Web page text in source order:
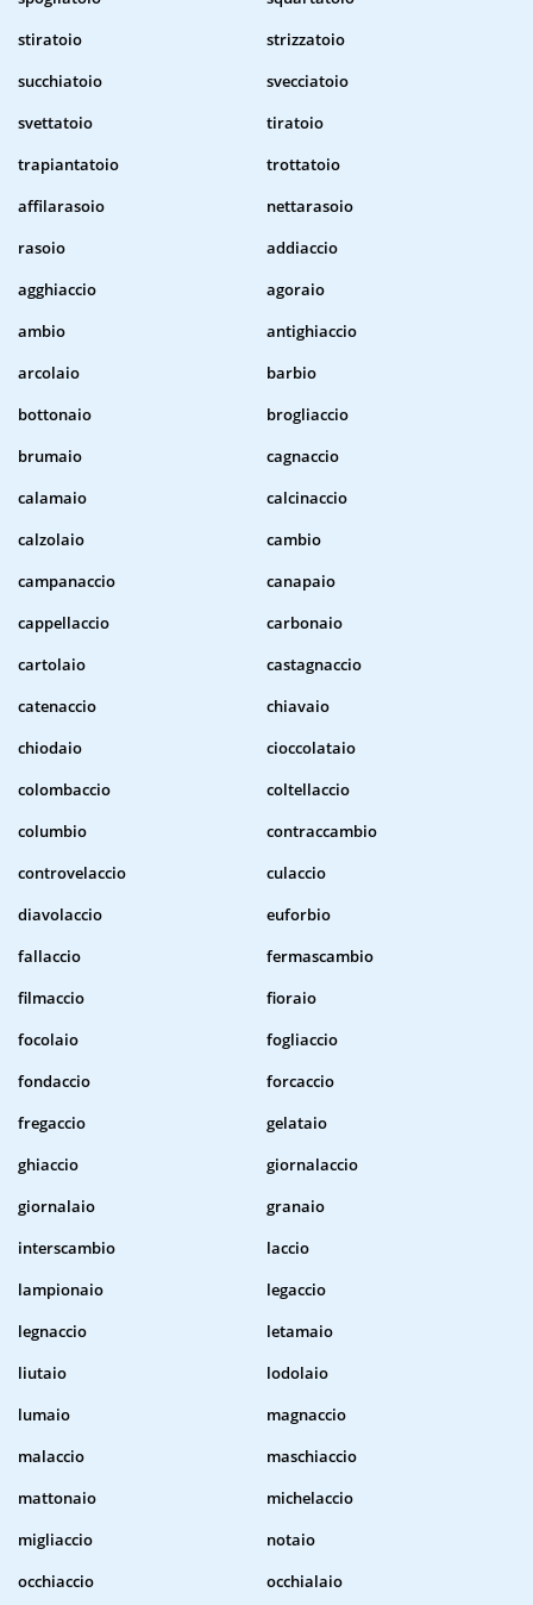
stiratoio
strizzatoio
succhiatoio
svecciatoio
svettatoio
tiratoio
trapiantatoio
trottatoio
affilarasoio
nettarasoio
rasoio
addiaccio
agghiaccio
agoraio
ambio
antighiaccio
arcolaio
barbio
bottonaio
brogliaccio
brumaio
cagnaccio
calamaio
calcinaccio
calzolaio
cambio
campanaccio
canapaio
cappellaccio
carbonaio
cartolaio
castagnaccio
catenaccio
chiavaio
chiodaio
cioccolataio
colombaccio
coltellaccio
columbio
contraccambio
controvelaccio
culaccio
diavolaccio
euforbio
fallaccio
fermascambio
filmaccio
fioraio
focolaio
fogliaccio
fondaccio
forcaccio
fregaccio
gelataio
ghiaccio
giornalaccio
giornalaio
granaio
interscambio
laccio
lampionaio
legaccio
legnaccio
letamaio
liutaio
lodolaio
lumaio
magnaccio
malaccio
maschiaccio
mattonaio
michelaccio
migliaccio
notaio
occhiaccio
occhialaio